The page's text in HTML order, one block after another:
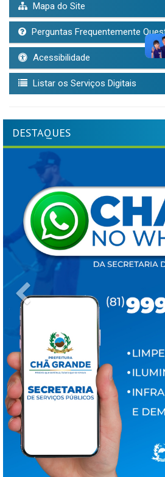
Mapa do Site
Perguntas Frequentemente
Acessibilidade
Listar os Serviços Digitais
DESTAQUES